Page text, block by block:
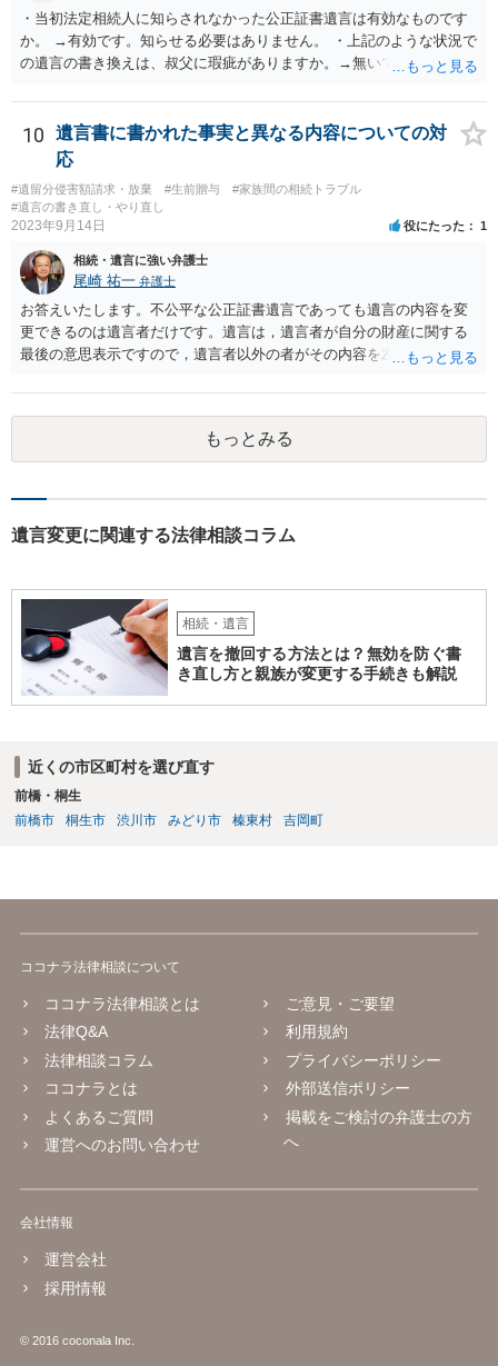
・当初法定相続人に知らされなかった公正証書遺言は有効なものです
か。 →有効です。知らせる必要はありません。 ・上記のような状況で
の遺言の書き換えは、叔父に瑕疵がありますか。→無いです。 ・分割
ますか。 →本人が自由に決められますので、どこが妥当とは言えない
です。客観的な基準もありません。 ・できれば穏やかに、分割を拒否
することはできますか。 →分割を拒否するということは、遺産はいら
ないということでしょうか。遺言で、受取を指定されててもいらない
と拒否することはできます。理由を説明する必要はありません。
10
遺言書に書かれた事実と異なる内容についての対
応
#遺留分侵害額請求・放棄 #生前贈与
#家族間の相続トラブル
#遺言の書き直し・やり直し
2023年9月14日 役にたった 1
相続・遺言に強い弁護士
尾崎 祐一 弁護士
お答えいたします。不公平な公正証書遺言であっても遺言の内容を変
更できるのは遺言者だけです。遺言は，遺言者が自分の財産に関する
最後の意思表示ですので，遺言者以外の者がその内容を左右させるこ
とはできないのです。
もっとみる
遺言変更に関連する法律相談コラム
相続・遺言
遺言を撤回する方法とは？無効を防ぐ書
き直し方と親族が変更する手続きも解説
近くの市区町村を選び直す
前橋・桐生
前橋市
桐生市 渋川市 みどり市 榛東村 吉岡町
ココナラ法律相談について
ココナラ法律相談とは
法律Q&A
法律相談コラム
ココナラとは
よくあるご質問
運営へのお問い合わせ
ご意見・ご要望
利用規約
プライバシーポリシー
外部送信ポリシー
掲載をご検討の弁護士の方
へ
会社情報
運営会社
採用情報
© 2016 coconala Inc.